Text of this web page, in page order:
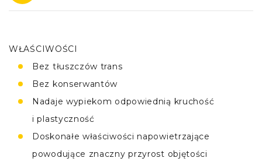
WŁAŚCIWOŚCI
Bez tłuszczów trans
Bez konserwantów
Nadaje wypiekom odpowiednią kruchość
i plastyczność
Doskonałe właściwości napowietrzające
powodujące znaczny przyrost objętości